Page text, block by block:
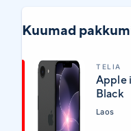
Kuumad
TELIA
Apple
Black
Laos